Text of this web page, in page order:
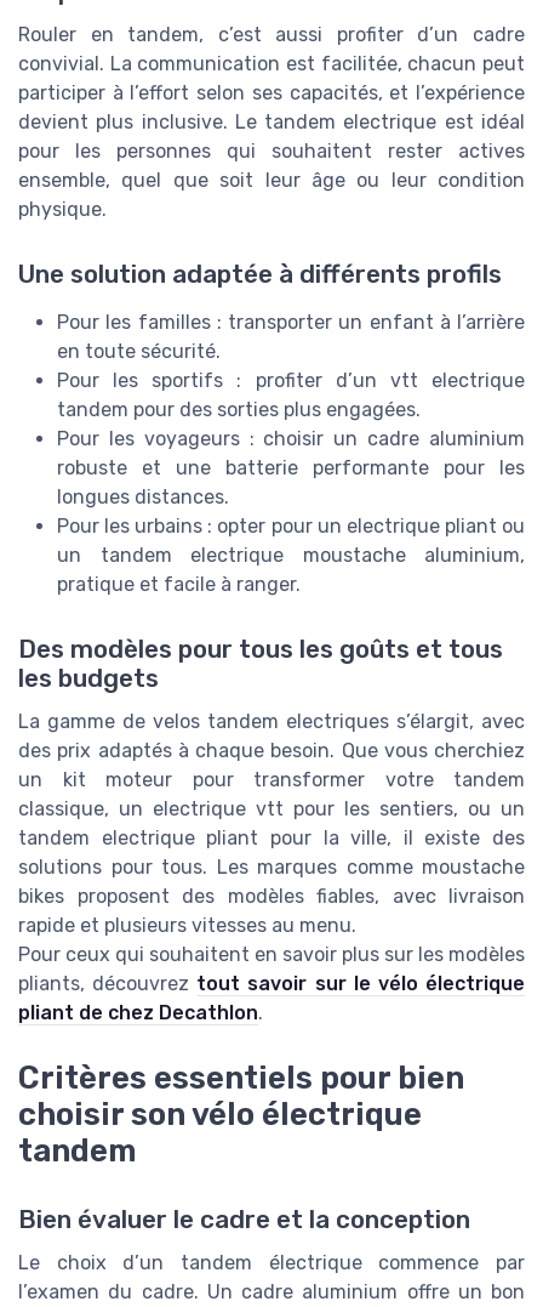
Rouler en tandem, c’est aussi profiter d’un cadre
convivial. La communication est facilitée, chacun peut
participer à l’effort selon ses capacités, et l’expérience
devient plus inclusive. Le tandem electrique est idéal
pour les personnes qui souhaitent rester actives
ensemble, quel que soit leur âge ou leur condition
physique.
Une solution adaptée à différents profils
Pour les familles : transporter un enfant à l’arrière
en toute sécurité.
Pour les sportifs : profiter d’un vtt electrique
tandem pour des sorties plus engagées.
Pour les voyageurs : choisir un cadre aluminium
robuste et une batterie performante pour les
longues distances.
Pour les urbains : opter pour un electrique pliant ou
un tandem electrique moustache aluminium,
pratique et facile à ranger.
Des modèles pour tous les goûts et tous
les budgets
La gamme de velos tandem electriques s’élargit, avec
des prix adaptés à chaque besoin. Que vous cherchiez
un kit moteur pour transformer votre tandem
classique, un electrique vtt pour les sentiers, ou un
tandem electrique pliant pour la ville, il existe des
solutions pour tous. Les marques comme moustache
bikes proposent des modèles fiables, avec livraison
rapide et plusieurs vitesses au menu.
Pour ceux qui souhaitent en savoir plus sur les modèles
pliants, découvrez tout savoir sur le vélo électrique
pliant de chez Decathlon.
Critères essentiels pour bien
choisir son vélo électrique
tandem
Bien évaluer le cadre et la conception
Le choix d’un tandem électrique commence par
l’examen du cadre. Un cadre aluminium offre un bon